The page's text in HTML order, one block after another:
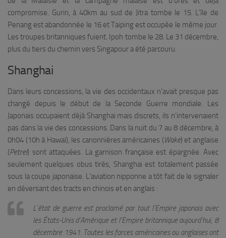
compromise. Gurin, à 40km au sud de Jitra tombe le 15. L’île de
Penang est abandonnée le 16 et Taiping est occupée le même jour.
Les troupes britanniques fuient. Ipoh tombe le 28. Le 31 décembre,
plus du tiers du chemin vers Singapour a été parcouru.
Shanghai
Dans leurs concessions, la vie des occidentaux n’avait presque pas
changé depuis le début de la Seconde Guerre mondiale. Les
Japonais occupaient déjà Shanghai mais discrets, ils n’intervenaient
pas dans la vie des concessions. Dans la nuit du 7 au 8 décembre, à
0h04 (10h à Hawaï), les canonnières américaines (Wake) et anglaise
(Petrel) sont attaquées. La garnison française est épargnée. Avec
seulement quelques obus tirés, Shanghai est totalement passée
sous la coupe japonaise. L’aviation nipponne a tôt fait de le signaler
en déversant des tracts en chinois et en anglais :
L’état de guerre est proclamé par tout l’Empire japonais avec
les États-Unis d’Amérique et l’Empire britannique aujourd’hui, 8
décembre 1941. Toutes les forces américaines ou anglaises ont